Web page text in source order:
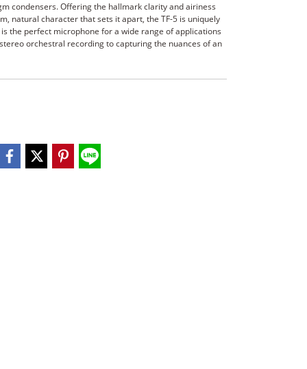
condensers. Offering the hallmark clarity and airiness
natural character that sets it apart, the TF-5 is uniquely
the perfect microphone for a wide range of applications
orchestral recording to capturing the nuances of an